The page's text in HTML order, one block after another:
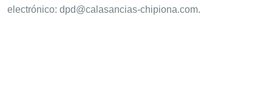
electrónico: dpd@calasancias-chipiona.com.